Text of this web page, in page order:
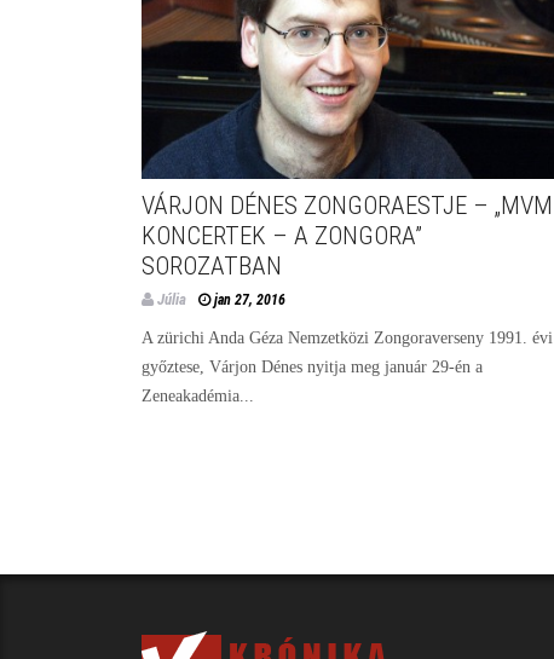
VÁRJON DÉNES ZONGORAESTJE – „MVM
KONCERTEK – A ZONGORA”
SOROZATBAN
Júlia jan 27, 2016
A zürichi Anda Géza Nemzetközi Zongoraverseny 1991. évi
győztese, Várjon Dénes nyitja meg január 29-én a
Zeneakadémia...